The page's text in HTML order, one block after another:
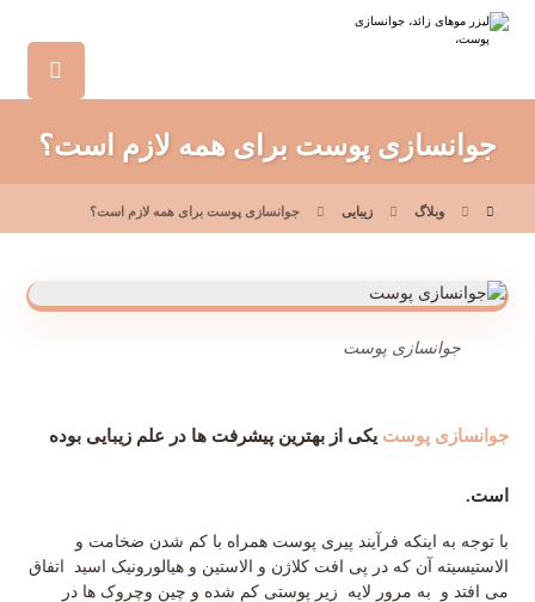
جوانسازی پوست برای همه لازم است؟
وبلاگ زیبایی جوانسازی پوست برای همه لازم است؟
جوانسازی پوست
جوانسازی پوست یکی از بهترین پیشرفت ها در علم زیبایی بوده
است.
با توجه به اینکه فرآیند پیری پوست همراه با کم شدن ضخامت و
الاستیسیته آن که در پی افت کلاژن و الاستین و هیالورونیک اسید اتفاق
می افتد و به مرور لایه زیر پوستی کم شده و چین وچروک ها در